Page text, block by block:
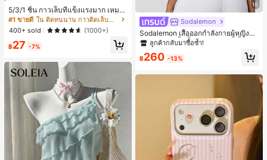
5/3/1 ชิ้น กาวเล็บที่แข็งแรงมาก เหมาะ
สำหรับปลายเล็บ เล็บอะคริลิค และเล็บป
ลอม กาวเล็บ กาวเล็บแบบแปรง เหมาะ
สำหรับเล็บปลอม ทนทานและยาวนาน เ
หมาะสำหรับเล็บอะคริลิค ปลายเล็บปลอ
ม เจลเล็บ
#1 ขายดี
ใน ติดทนนาน กาวติดเล็บและสารยึดติด
400+ sold
(1000+)
฿27 -7%
10
Sodalemon
Sodalemon เสื้อออกกำลังกายผู้หญิงแ
บบบิดหลัง, เสื้อชั้นในกีฬาโยคะสีพื้นแบ
บมีฟองน้ำคอวีสีขาวสำหรับฤดูใบไม้ผลิ
ลูกค้ากลับมาซื้อซ้ำ!
฿260 -13%